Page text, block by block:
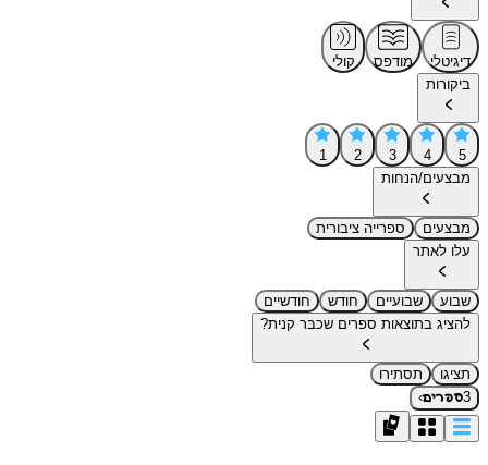
דיגיטלי מודפס
קולי
ביקורות
5
4
3
2
1
מבצעים/הנחות
מבצעים
ספרייה ציבורית
עלו לאתר
שבוע שבועיים חודש
חודשיים
להציג בתוצאות ספרים שכבר קנית?
תציגו
תסתירו
3ספרים›